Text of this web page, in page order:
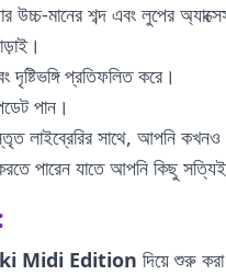
উচ্চ-মানের শব্দ এবং লুপের
প্রতিফলিত করে।
পান।
লাইব্রেরির সাথে, আপনি কখনও
পারেন যাতে আপনি কিছু
Midi Edition দিয়ে শুরু